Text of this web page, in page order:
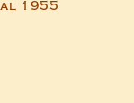
1955